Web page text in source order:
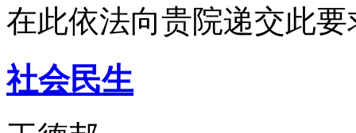
在此依法向贵院递交此要
社会民生